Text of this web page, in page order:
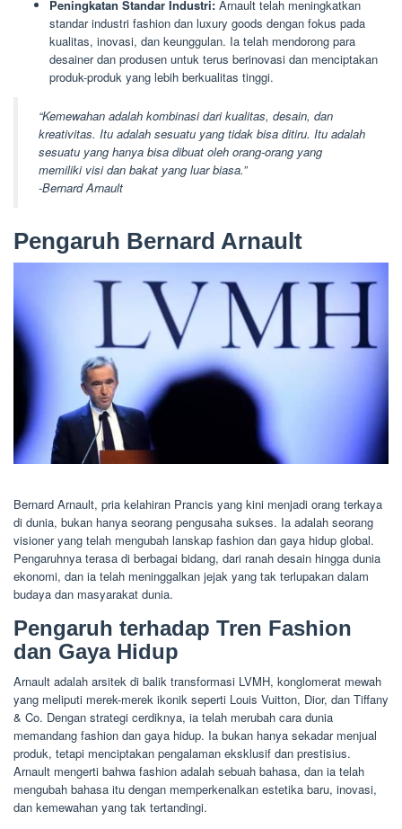
Peningkatan Standar Industri: Arnault telah meningkatkan
standar industri fashion dan luxury goods dengan fokus pada
kualitas, inovasi, dan keunggulan. Ia telah mendorong para
desainer dan produsen untuk terus berinovasi dan menciptakan
produk-produk yang lebih berkualitas tinggi.
“Kemewahan adalah kombinasi dari kualitas, desain, dan
kreativitas. Itu adalah sesuatu yang tidak bisa ditiru. Itu adalah
sesuatu yang hanya bisa dibuat oleh orang-orang yang
memiliki visi dan bakat yang luar biasa.”
-Bernard Arnault
Pengaruh Bernard Arnault
Bernard Arnault, pria kelahiran Prancis yang kini menjadi orang terkaya
di dunia, bukan hanya seorang pengusaha sukses. Ia adalah seorang
visioner yang telah mengubah lanskap fashion dan gaya hidup global.
Pengaruhnya terasa di berbagai bidang, dari ranah desain hingga dunia
ekonomi, dan ia telah meninggalkan jejak yang tak terlupakan dalam
budaya dan masyarakat dunia.
Pengaruh terhadap Tren Fashion
dan Gaya Hidup
Arnault adalah arsitek di balik transformasi LVMH, konglomerat mewah
yang meliputi merek-merek ikonik seperti Louis Vuitton, Dior, dan Tiffany
& Co. Dengan strategi cerdiknya, ia telah merubah cara dunia
memandang fashion dan gaya hidup. Ia bukan hanya sekadar menjual
produk, tetapi menciptakan pengalaman eksklusif dan prestisius.
Arnault mengerti bahwa fashion adalah sebuah bahasa, dan ia telah
mengubah bahasa itu dengan memperkenalkan estetika baru, inovasi,
dan kemewahan yang tak tertandingi.